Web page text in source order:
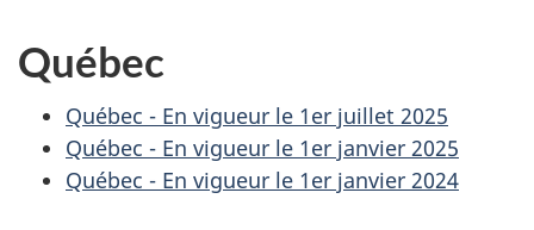
Québec
Québec - En vigueur le 1er juillet 2025
Québec - En vigueur le 1er janvier 2025
Québec - En vigueur le 1er janvier 2024